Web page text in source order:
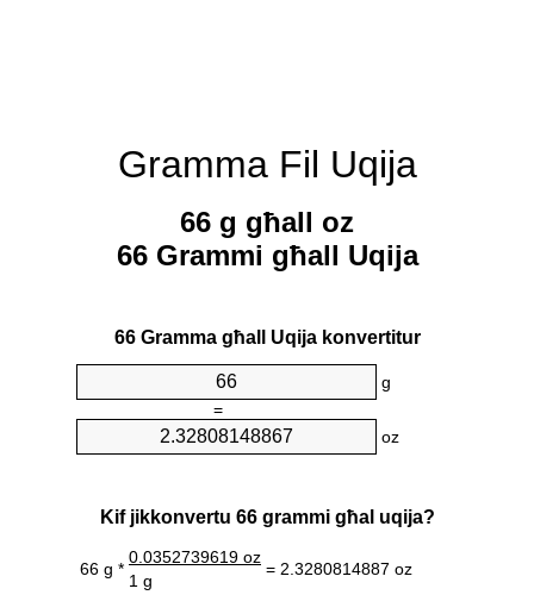
Gramma Fil Uqija
66 g għall oz
66 Grammi għall Uqija
66 Gramma għall Uqija konvertitur
g
=
oz
Kif jikkonvertu 66 grammi għal uqija?
66 g *
0.0352739619 oz
= 2.3280814887 oz
1 g